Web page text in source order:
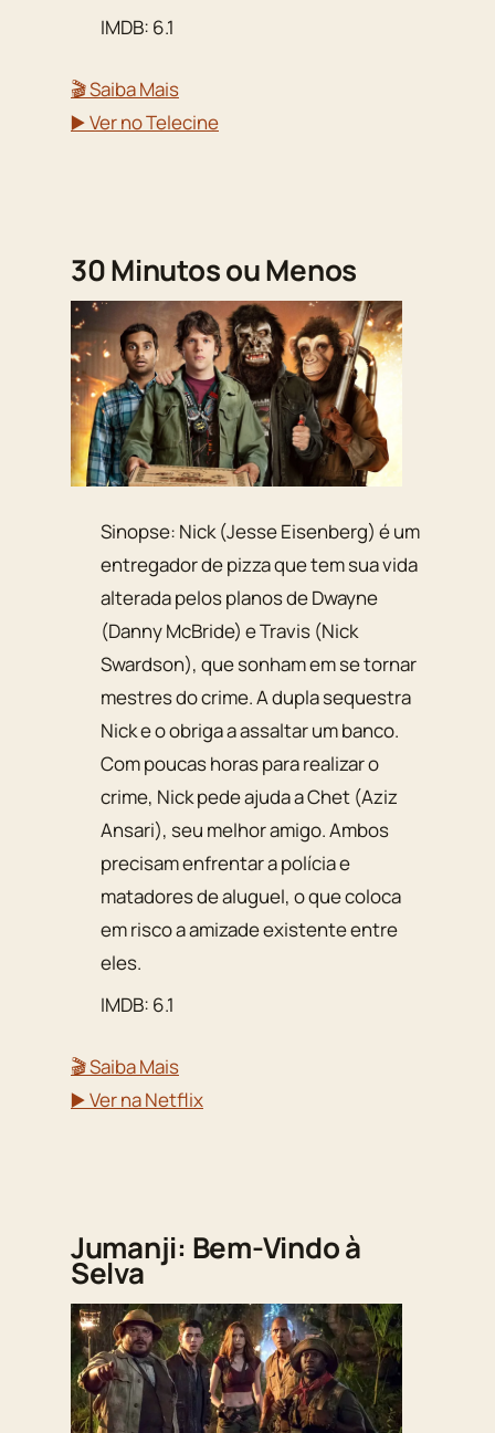
IMDB: 6.1
🎬 Saiba Mais
▶️ Ver no Telecine
30 Minutos ou Menos
Sinopse: Nick (Jesse Eisenberg) é um
entregador de pizza que tem sua vida
alterada pelos planos de Dwayne
(Danny McBride) e Travis (Nick
Swardson), que sonham em se tornar
mestres do crime. A dupla sequestra
Nick e o obriga a assaltar um banco.
Com poucas horas para realizar o
crime, Nick pede ajuda a Chet (Aziz
Ansari), seu melhor amigo. Ambos
precisam enfrentar a polícia e
matadores de aluguel, o que coloca
em risco a amizade existente entre
eles.
IMDB: 6.1
🎬 Saiba Mais
▶️ Ver na Netflix
Jumanji: Bem-Vindo à
Selva